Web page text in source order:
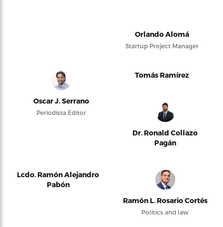
Orlando Alomá
Startup Project Manager
Oscar J. Serrano
Periodista Editor
Tomás Ramírez
Dr. Ronald Collazo
Pagán
Lcdo. Ramón Alejandro
Pabón
Ramón L. Rosario Cortés
Politics and law